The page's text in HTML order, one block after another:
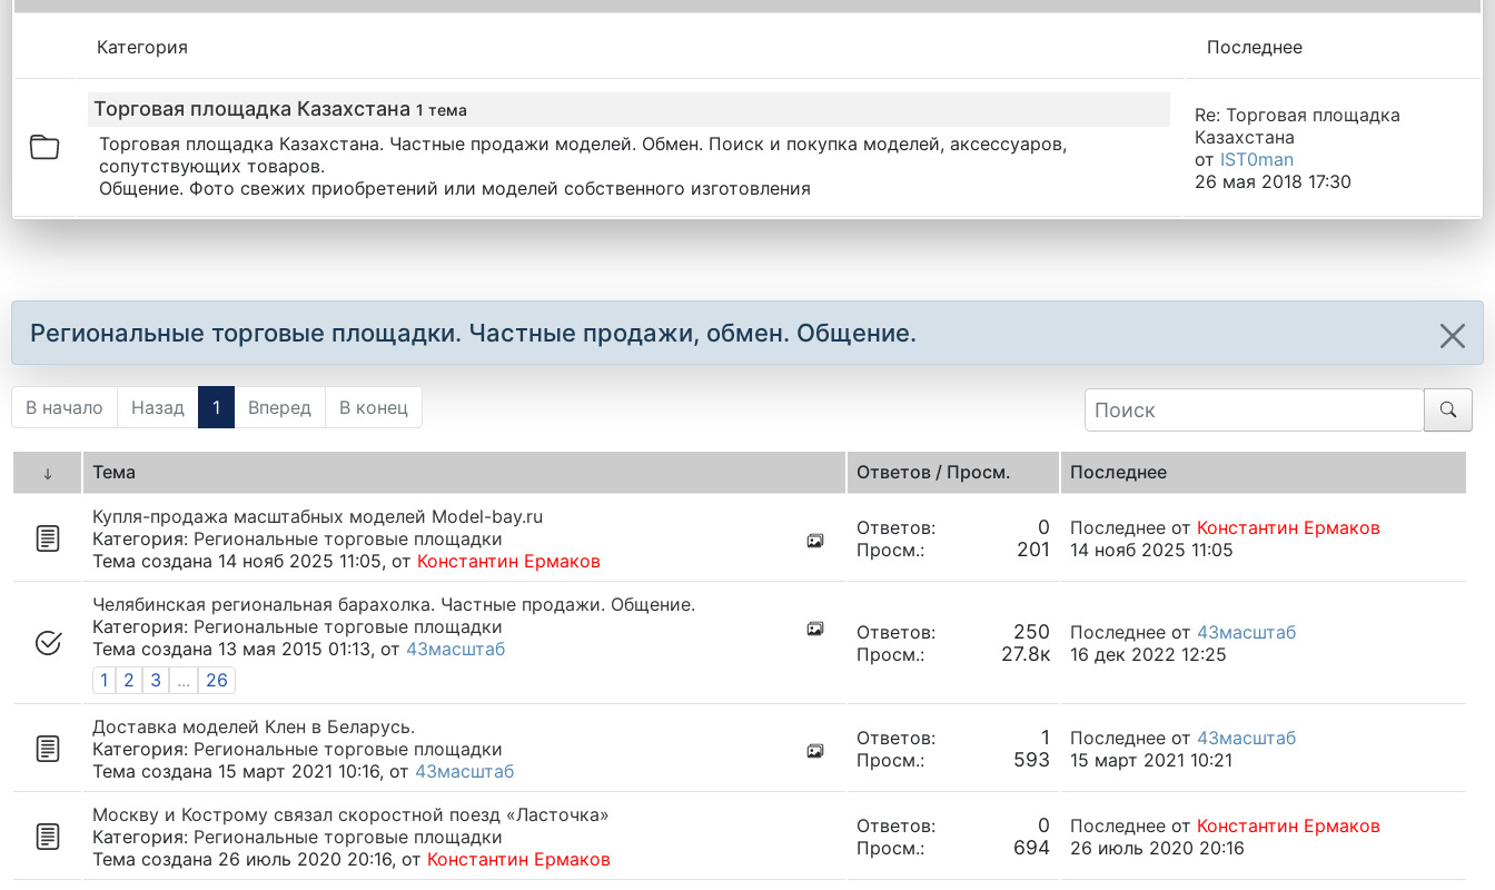
Категория Последнее
Торговая площадка Казахстана 1 тема
Торговая площадка Казахстана. Частные продажи моделей. Обмен. Поиск и покупка моделей, аксессуаров,
сопутствующих товаров.
Общение. Фото свежих приобретений или моделей собственного изготовления
Re: Торговая площадка
Казахстана
от IST0man
26 мая 2018 17:30
Региональные торговые площадки. Частные продажи, обмен. Общение.
В начало Назад 1 Вперед В конец
Тема Ответов / Просм.
Последнее
Купля-продажа масштабных моделей Model-bay.ru
Категория: Региональные торговые площадки
Тема создана 14 нояб 2025 11:05, от Константин Ермаков
Ответов: 0
Просм.: 201
Последнее от Константин Ермаков
14 нояб 2025 11:05
Челябинская региональная барахолка. Частные продажи. Общение.
Категория: Региональные торговые площадки
Тема создана 13 мая 2015 01:13, от 43масштаб
1
2 3 ... 26
Ответов: 250
Просм.: 27.8к
Последнее от 43масштаб
16 дек 2022 12:25
Доставка моделей Клен в Беларусь.
Категория: Региональные торговые площадки
Тема создана 15 март 2021 10:16, от 43масштаб
Ответов: 1
Просм.: 593
Последнее от 43масштаб
15 март 2021 10:21
Москву и Кострому связал скоростной поезд «Ласточка»
Категория: Региональные торговые площадки
Тема создана 26 июль 2020 20:16, от Константин Ермаков
Ответов: 0
Просм.: 694
Последнее от Константин Ермаков
26 июль 2020 20:16